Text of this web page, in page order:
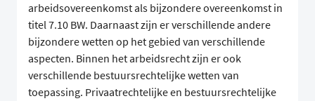
arbeidsovereenkomst als bijzondere overeenkomst in
titel 7.10 BW. Daarnaast zijn er verschillende andere
bijzondere wetten op het gebied van verschillende
aspecten. Binnen het arbeidsrecht zijn er ook
verschillende bestuursrechtelijke wetten van
toepassing. Privaatrechtelijke en bestuursrechtelijke